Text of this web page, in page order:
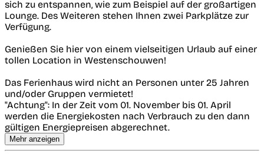
sich zu entspannen, wie zum Beispiel auf der großartigen
Lounge. Des Weiteren stehen Ihnen zwei Parkplätze zur
Verfügung.
Genießen Sie hier von einem vielseitigen Urlaub auf einer
tollen Location in Westenschouwen!
Das Ferienhaus wird nicht an Personen unter 25 Jahren
und/oder Gruppen vermietet!
"Achtung": In der Zeit vom 01. November bis 01. April
werden die Energiekosten nach Verbrauch zu den dann
gültigen Energiepreisen abgerechnet.
Mehr anzeigen